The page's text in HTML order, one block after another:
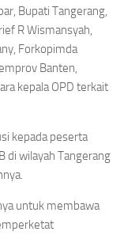
Bupati Tangerang,
R Wismansyah,
Forkopimda
Banten,
kepala OPD terkait
kepada peserta
di wilayah Tangerang
untuk membawa